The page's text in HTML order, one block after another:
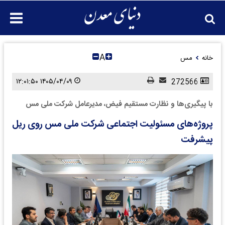
خانه مس A
با پیگیری‌ها و نظارت مستقیم فیض، مدیرعامل شرکت ملی مس
پروژه‌های مسئولیت اجتماعی شرکت ملی مس روی ریل
پیشرفت